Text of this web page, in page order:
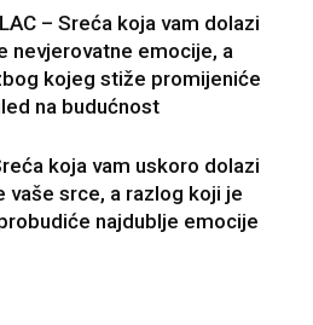
– Sreća koja vam dolazi
nevjerovatne emocije, a
kojeg stiže promijeniće
na budućnost
koja vam uskoro dolazi
vaše srce, a razlog koji je
najdublje emocije